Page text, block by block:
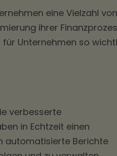
eine Vielzahl von
ihrer
für Unternehmen so
verbesserte
in Echtzeit einen
automatisierte Berichte